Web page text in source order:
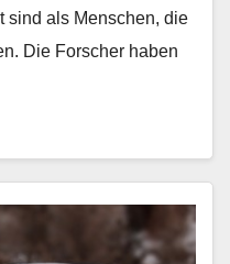
sind als Menschen, die
Die Forscher haben